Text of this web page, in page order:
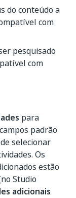
do conteúdo a
com
pesquisado
com
para
padrão
selecionar
Os
estão
Studio
adicionais